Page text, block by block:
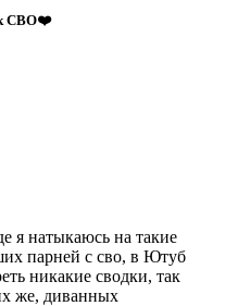
СВО❤️
я натыкаюсь на такие
парней с сво, в Ютуб
никакие сводки, так
же, диванных